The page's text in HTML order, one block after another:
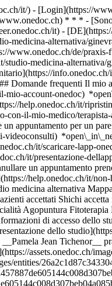
it/) - [Login](https://
* * * -
it) -
medicina-alternativa/
www.onedoc.ch/de/
medicina-
info.onedoc.ch/
Domande frequenti Il
account-onedoc)
help.onedoc.ch/it/
con-il-mio-medico/
appuntamento per un
it/scaricare-lapp-
it/presentazione-